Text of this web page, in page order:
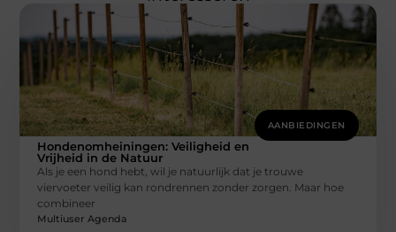
AANBIEDINGEN
Hondenomheiningen: Veiligheid en
Vrijheid in de Natuur
Als je een hond hebt, wil je natuurlijk dat je trouwe
viervoeter veilig kan rondrennen zonder zorgen. Maar hoe
combineer
Multiuser Agenda